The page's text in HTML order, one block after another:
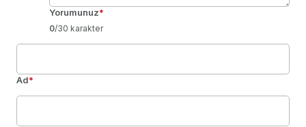
Yorumunuz*
0/30 karakter
Ad*